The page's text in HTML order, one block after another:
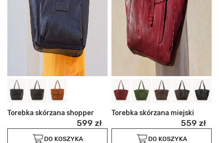
Torebka skórzana shopper
599 zł
DO KOSZYKA
Torebka skórzana miejski
559 zł
DO KOSZYKA